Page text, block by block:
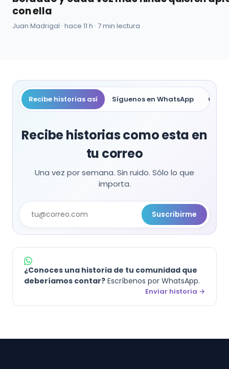
con ella
Juan Madrigal · hace 11 h · 7 min lectura
Recibe historias así Síguenos en WhatsApp
Recibe historias como esta en
tu correo
Una vez por semana. Sin ruido. Sólo lo que
importa.
Suscribirme
¿Conoces una historia de tu comunidad que
deberíamos contar? Escríbenos por WhatsApp.
Enviar historia →